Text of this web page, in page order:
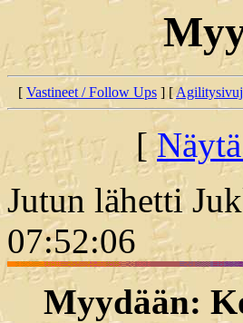
[ Vastineet / Follow Ups ] [
[
Jutun lähetti
07:52:06
Myydään: